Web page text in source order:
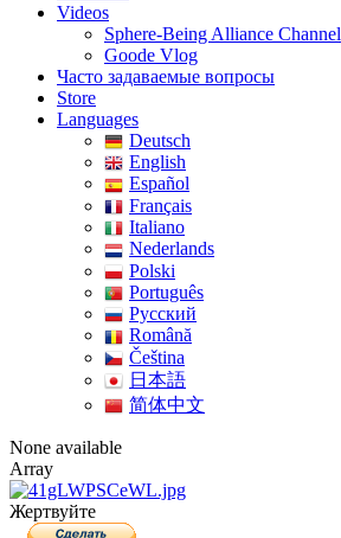
Videos
Sphere-Being Alliance Channel
Goode Vlog
Часто задаваемые вопросы
Store
Languages
Deutsch
English
Español
Français
Italiano
Nederlands
Polski
Português
Pусский
Română
Čeština
日本語
简体中文
None available
Array
Жертвуйте